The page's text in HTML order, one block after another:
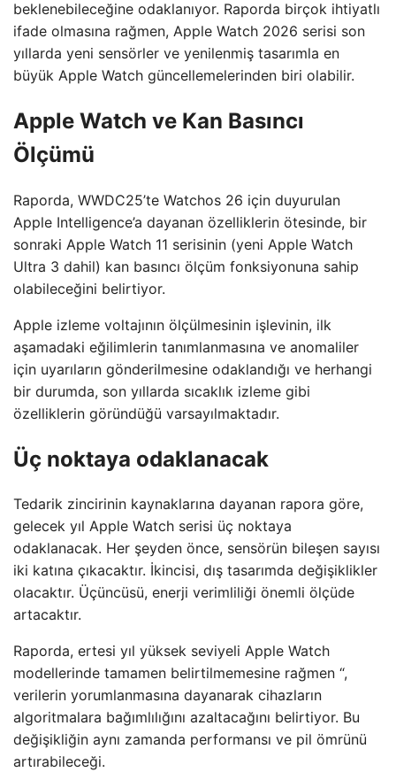
beklenebileceğine odaklanıyor. Raporda birçok ihtiyatlı
ifade olmasına rağmen, Apple Watch 2026 serisi son
yıllarda yeni sensörler ve yenilenmiş tasarımla en
büyük Apple Watch güncellemelerinden biri olabilir.
Apple Watch ve Kan Basıncı
Ölçümü
Raporda, WWDC25’te Watchos 26 için duyurulan
Apple Intelligence’a dayanan özelliklerin ötesinde, bir
sonraki Apple Watch 11 serisinin (yeni Apple Watch
Ultra 3 dahil) kan basıncı ölçüm fonksiyonuna sahip
olabileceğini belirtiyor.
Apple izleme voltajının ölçülmesinin işlevinin, ilk
aşamadaki eğilimlerin tanımlanmasına ve anomaliler
için uyarıların gönderilmesine odaklandığı ve herhangi
bir durumda, son yıllarda sıcaklık izleme gibi
özelliklerin göründüğü varsayılmaktadır.
Üç noktaya odaklanacak
Tedarik zincirinin kaynaklarına dayanan rapora göre,
gelecek yıl Apple Watch serisi üç noktaya
odaklanacak. Her şeyden önce, sensörün bileşen sayısı
iki katına çıkacaktır. İkincisi, dış tasarımda değişiklikler
olacaktır. Üçüncüsü, enerji verimliliği önemli ölçüde
artacaktır.
Raporda, ertesi yıl yüksek seviyeli Apple Watch
modellerinde tamamen belirtilmemesine rağmen “,
verilerin yorumlanmasına dayanarak cihazların
algoritmalara bağımlılığını azaltacağını belirtiyor. Bu
değişikliğin aynı zamanda performansı ve pil ömrünü
artırabileceği.